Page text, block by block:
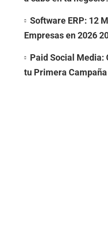
Software ERP: 12
Empresas en 2026
Paid Social Media:
tu Primera Campaña